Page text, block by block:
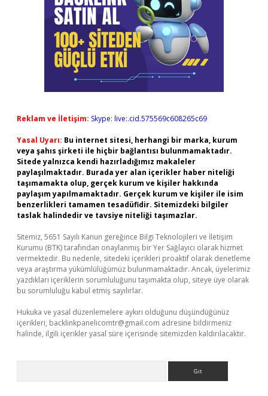
Reklam ve İletişim: Skype: live:.cid.575569c608265c69
Yasal Uyarı: Bu internet sitesi, herhangi bir marka, kurum
veya şahıs şirketi ile hiçbir bağlantısı bulunmamaktadır.
Sitede yalnızca kendi hazırladığımız makaleler
paylaşılmaktadır. Burada yer alan içerikler haber niteliği
taşımamakta olup, gerçek kurum ve kişiler hakkında
paylaşım yapılmamaktadır. Gerçek kurum ve kişiler ile isim
benzerlikleri tamamen tesadüfidir. Sitemizdeki bilgiler
taslak halindedir ve tavsiye niteliği taşımazlar.
Sitemiz, 5651 Sayılı Kanun gereğince Bilgi Teknolojileri ve İletişim
Kurumu (BTK) tarafından onaylanmış bir Yer Sağlayıcı olarak hizmet
vermektedir. Bu nedenle, sitedeki içerikleri proaktif olarak denetleme
veya araştırma yükümlülüğümüz bulunmamaktadır. Ancak, üyelerimiz
yazdıkları içeriklerin sorumluluğunu taşımakta olup, siteye üye olarak
bu sorumluluğu kabul etmiş sayılırlar.
Hukuka ve yasal düzenlemelere aykırı olduğunu düşündüğünüz
içerikleri, backlinkpanelicomtr@gmail.com adresine bildirmeniz
halinde, ilgili içerikler yasal süre içerisinde sitemizden kaldırılacaktır.